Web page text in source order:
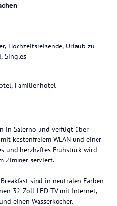
Hochzeitsreisende, Urlaub zu
Singles
Familienhotel
in Salerno und verfügt über
kostenfreiem WLAN und einer
und herzhaftes Frühstück wird
Zimmer serviert.
sind in neutralen Farben
32-Zoll-LED-TV mit Internet,
einen Wasserkocher.